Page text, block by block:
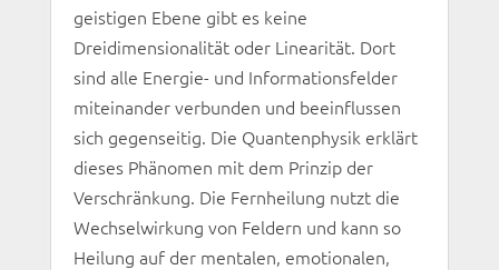
geistigen Ebene gibt es keine
Dreidimensionalität oder Linearität. Dort
sind alle Energie- und Informationsfelder
miteinander verbunden und beeinflussen
sich gegenseitig. Die Quantenphysik erklärt
dieses Phänomen mit dem Prinzip der
Verschränkung. Die Fernheilung nutzt die
Wechselwirkung von Feldern und kann so
Heilung auf der mentalen, emotionalen,